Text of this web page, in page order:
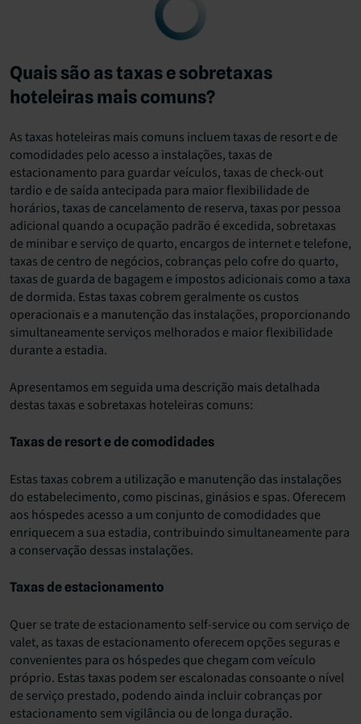
Quais são as taxas e sobretaxas
hoteleiras mais comuns?
As taxas hoteleiras mais comuns incluem taxas de resort e de
comodidades pelo acesso a instalações, taxas de
estacionamento para guardar veículos, taxas de check-out
tardio e de saída antecipada para maior flexibilidade de
horários, taxas de cancelamento de reserva, taxas por pessoa
adicional quando a ocupação padrão é excedida, sobretaxas
de minibar e serviço de quarto, encargos de internet e telefone,
taxas de centro de negócios, cobranças pelo cofre do quarto,
taxas de guarda de bagagem e impostos adicionais como a taxa
de dormida. Estas taxas cobrem geralmente os custos
operacionais e a manutenção das instalações, proporcionando
simultaneamente serviços melhorados e maior flexibilidade
durante a estadia.
Apresentamos em seguida uma descrição mais detalhada
destas taxas e sobretaxas hoteleiras comuns:
Taxas de resort e de comodidades
Estas taxas cobrem a utilização e manutenção das instalações
do estabelecimento, como piscinas, ginásios e spas. Oferecem
aos hóspedes acesso a um conjunto de comodidades que
enriquecem a sua estadia, contribuindo simultaneamente para
a conservação dessas instalações.
Taxas de estacionamento
Quer se trate de estacionamento self-service ou com serviço de
valet, as taxas de estacionamento oferecem opções seguras e
convenientes para os hóspedes que chegam com veículo
próprio. Estas taxas podem ser escalonadas consoante o nível
de serviço prestado, podendo ainda incluir cobranças por
estacionamento sem vigilância ou de longa duração.